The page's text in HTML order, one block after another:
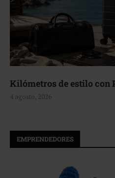
Kilómetros de estilo con
4 agosto, 2026
EMPRENDEDORES